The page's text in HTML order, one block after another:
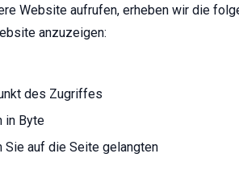
Website aufrufen, erheben wir die
anzuzeigen:
des Zugriffes
in Byte
auf die Seite gelangten